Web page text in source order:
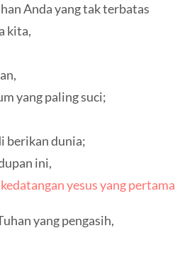
Anda yang tak terbatas
kita,
yang paling suci;
berikan dunia;
ini,
kedatangan yesus yang pertama
yang pengasih,